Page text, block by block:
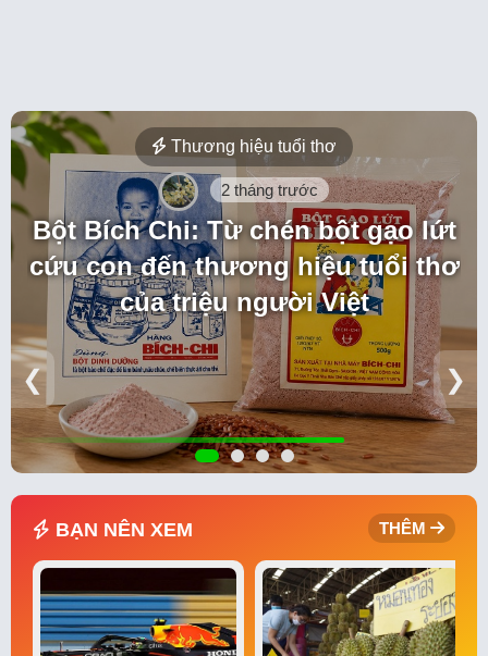
Thương hiệu tuổi thơ
2 tháng trước
Bột Bích Chi: Từ chén bột gạo lứt
cứu con đến thương hiệu tuổi thơ
của triệu người Việt
❮ ❯
BẠN NÊN XEM THÊM